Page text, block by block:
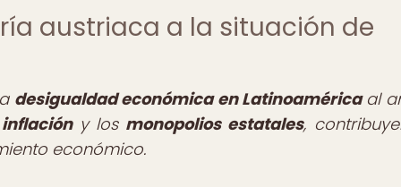
austriaca a la situación de
desigualdad económica en Latinoaméricaal
inflacióny los monopolios estatales,
económico.